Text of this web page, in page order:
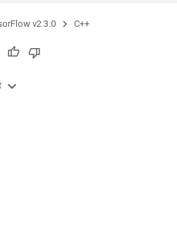
v2.3.0 C++